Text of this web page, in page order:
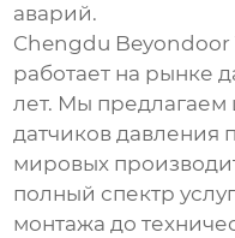
аварий.
Chengdu Beyondoor
работает на рынке
лет. Мы
датчиков давления
мировых
полный спектр
монтажа до